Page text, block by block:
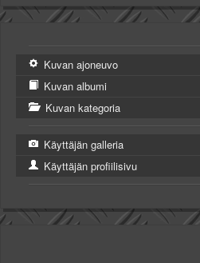
Kuvan ajoneuvo
Kuvan albumi
Kuvan kategoria
Käyttäjän galleria
Käyttäjän profiilisivu